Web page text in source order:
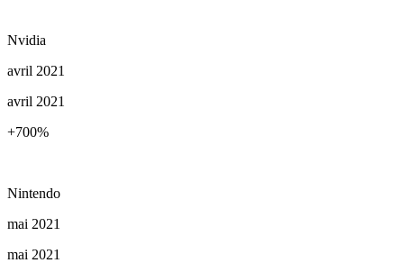
Nvidia
avril 2021
avril 2021
+700%
Nintendo
mai 2021
mai 2021